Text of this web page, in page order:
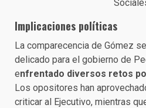
Implicaciones políticas
La comparecencia de Gómez
delicado para el gobierno de
enfrentado diversos retos
Los opositores han
criticar al Ejecutivo, mientras